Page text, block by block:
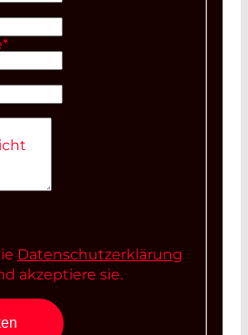
*
Datenschutzerklärung
akzeptiere sie.